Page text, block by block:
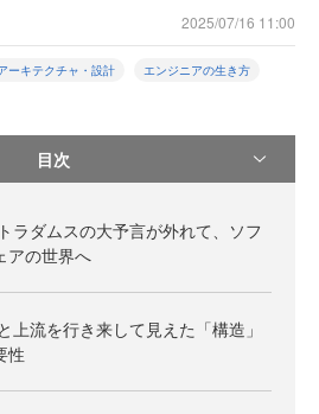
2025/07/16 11:00
ーキテクチャ・設計 エンジニアの生き方
目次
ラダムスの大予言が外れて、ソフ
アの世界へ
上流を行き来して見えた「構造」
性